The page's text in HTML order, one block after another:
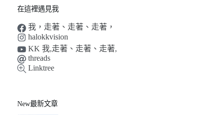
在這裡遇見我
我，走著、走著、走著，
halokkvision
KK 我,走著、走著、走著,
threads
Linktree
New最新文章